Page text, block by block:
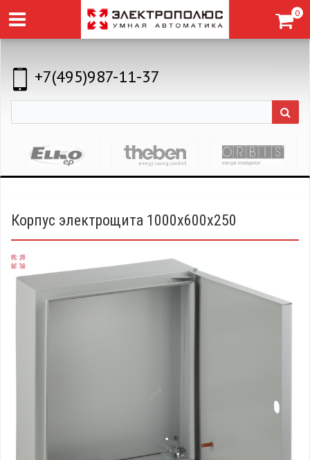
0
+7(495)987-11-37
Корпус электрощита 1000х600х250